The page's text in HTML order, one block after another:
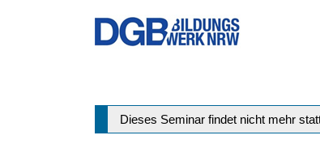
Statusmeldung
Dieses Seminar findet nicht mehr